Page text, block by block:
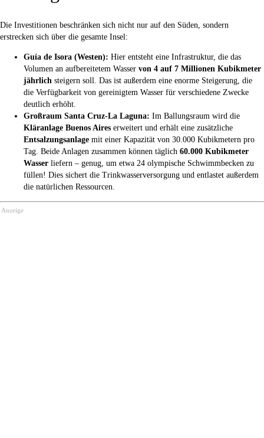
Die Investitionen beschränken sich nicht nur auf den Süden, sondern
erstrecken sich über die gesamte Insel:
Guía de Isora (Westen): Hier entsteht eine Infrastruktur, die das
Volumen an aufbereitetem Wasser von 4 auf 7 Millionen Kubikmeter
jährlich steigern soll. Das ist außerdem eine enorme Steigerung, die
die Verfügbarkeit von gereinigtem Wasser für verschiedene Zwecke
deutlich erhöht.
Großraum Santa Cruz-La Laguna: Im Ballungsraum wird die
Kläranlage Buenos Aires erweitert und erhält eine zusätzliche
Entsalzungsanlage mit einer Kapazität von 30.000 Kubikmetern pro
Tag. Beide Anlagen zusammen können täglich 60.000 Kubikmeter
Wasser liefern – genug, um etwa 24 olympische Schwimmbecken zu
füllen! Dies sichert die Trinkwasserversorgung und entlastet außerdem
die natürlichen Ressourcen.
Anzeige